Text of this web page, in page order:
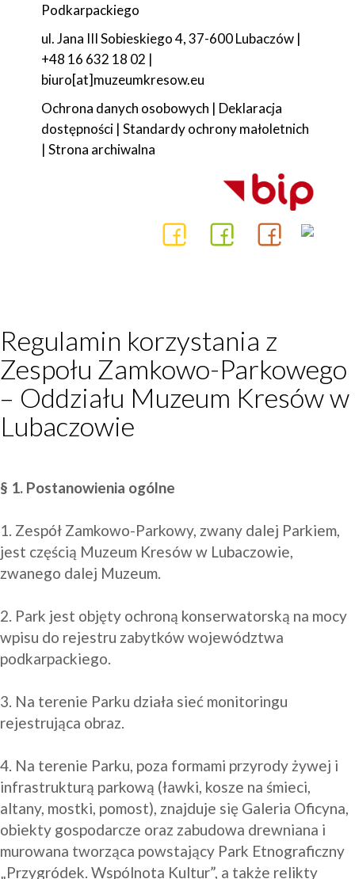
Podkarpackiego
ul. Jana III Sobieskiego 4, 37-600 Lubaczów |
+48 16 632 18 02 |
biuro[at]muzeumkresow.eu
Ochrona danych osobowych | Deklaracja
dostępności | Standardy ochrony małoletnich
| Strona archiwalna
Regulamin korzystania z
Zespołu Zamkowo-Parkowego
– Oddziału Muzeum Kresów w
Lubaczowie
§ 1. Postanowienia ogólne
1. Zespół Zamkowo-Parkowy, zwany dalej Parkiem,
jest częścią Muzeum Kresów w Lubaczowie,
zwanego dalej Muzeum.
2. Park jest objęty ochroną konserwatorską na mocy
wpisu do rejestru zabytków województwa
podkarpackiego.
3. Na terenie Parku działa sieć monitoringu
rejestrująca obraz.
4. Na terenie Parku, poza formami przyrody żywej i
infrastrukturą parkową (ławki, kosze na śmieci,
altany, mostki, pomost), znajduje się Galeria Oficyna,
obiekty gospodarcze oraz zabudowa drewniana i
murowana tworząca powstający Park Etnograficzny
„Przygródek. Wspólnota Kultur”, a także relikty